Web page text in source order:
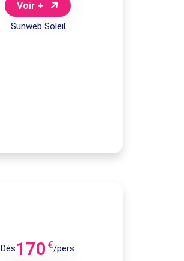
Voir +
Sunweb Soleil
Dès170 €/pers.